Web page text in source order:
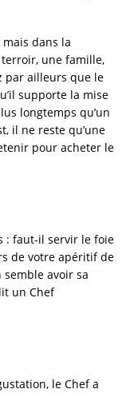
mais dans la
une famille,
par ailleurs que le
supporte la mise
longtemps qu’un
il ne reste qu’une
pour acheter le
: faut-il servir le foie
de votre apéritif de
semble avoir sa
un Chef
le Chef a